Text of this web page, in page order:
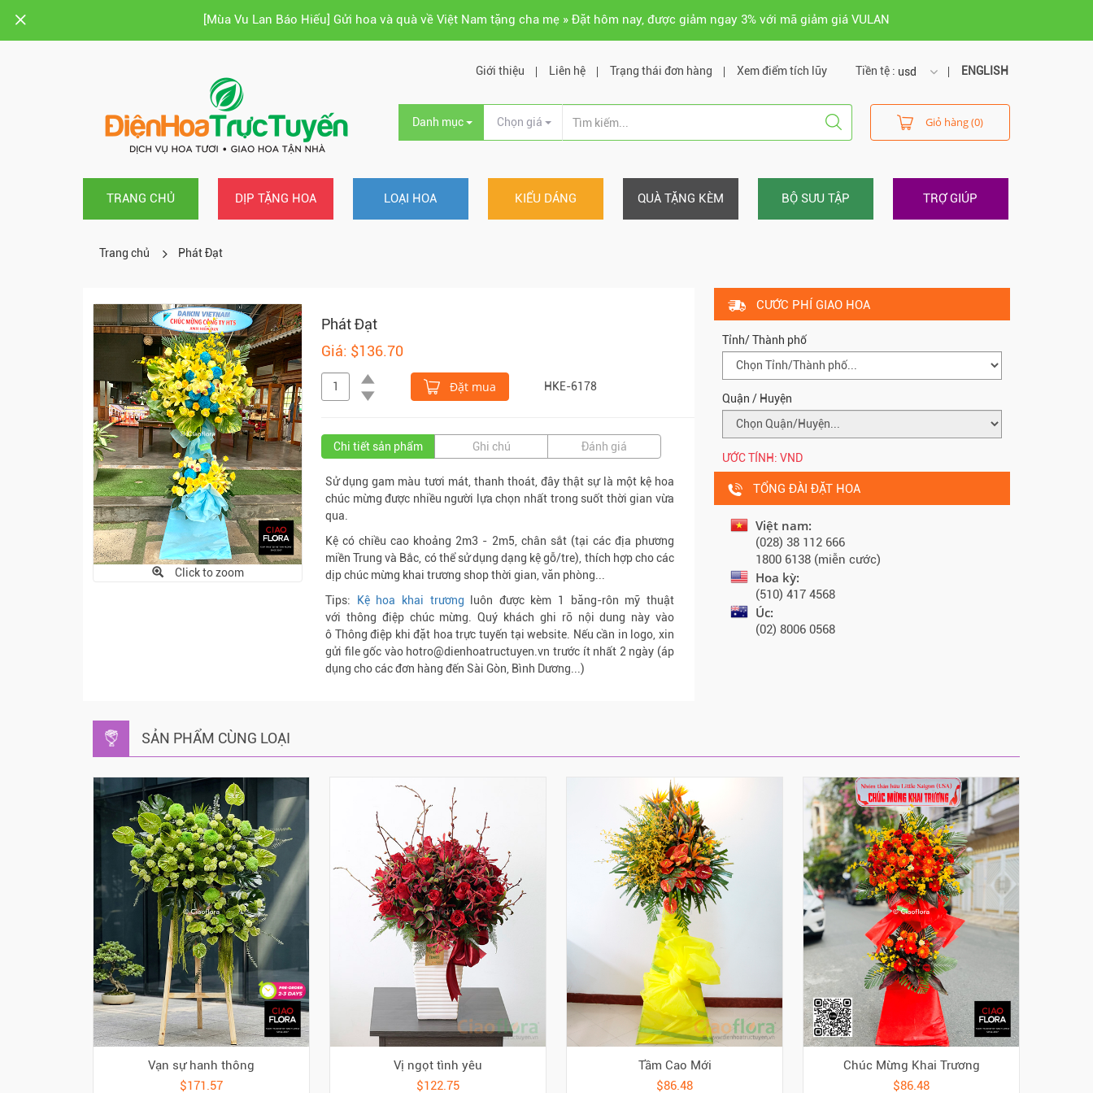
[Mùa Vu Lan Báo Hiếu] Gửi hoa và quà về Việt Nam tặng cha mẹ » Đặt hôm nay, được giảm ngay 3% với mã giảm giá VULAN
Tiền tệ : usd
usd
vnd
ENGLISH
Giới thiệu Liên hệ Trạng thái đơn hàng Xem điểm tích lũy
Danh mục Chọn giá Giỏ hàng (0)
TRANG CHỦ DỊP TẶNG HOA LOẠI HOA KIỂU DÁNG QUÀ TẶNG KÈM BỘ SƯU TẬP TRỢ GIÚP
Trang chủ Phát Đạt
Click to zoom
Phát Đạt
Giá: $136.70
Đặt mua HKE-6178
Chi tiết sản phẩm Ghi chú Đánh giá
Sử dụng gam màu tươi mát, thanh thoát, đây thật sự là một kệ hoa
chúc mừng được nhiều người lựa chọn nhất trong suốt thời gian vừa
qua.
Kệ có chiều cao khoảng 2m3 - 2m5, chân sắt (tại các địa phương
miền Trung và Bắc, có thể sử dụng dạng kệ gỗ/tre), thích hợp cho các
dịp chúc mừng khai trương shop thời gian, văn phòng...
Tips:
Kệ hoa khai trương luôn được kèm 1 băng-rôn mỹ thuật
với thông điệp chúc mừng. Quý khách ghi rõ nội dung này vào
ô Thông điệp khi đặt hoa trực tuyến tại website. Nếu cần in logo, xin
gửi file gốc vào hotro@dienhoatructuyen.vn trước ít nhất 2 ngày (áp
dụng cho các đơn hàng đến Sài Gòn, Bình Dương...)
CƯỚC PHÍ GIAO HOA
Tỉnh/ Thành phố
Quận / Huyện
ƯỚC TÍNH: VND
TỔNG ĐÀI ĐẶT HOA
Việt nam:
(028) 38 112 666
1800 6138 (miễn cước)
Hoa kỳ:
(510) 417 4568
Úc:
(02) 8006 0568
SẢN PHẨM CÙNG LOẠI
Vạn sự hanh thông
$171.57
Vị ngọt tình yêu
$122.75
Tầm Cao Mới
$86.48
Chúc Mừng Khai Trương
$86.48